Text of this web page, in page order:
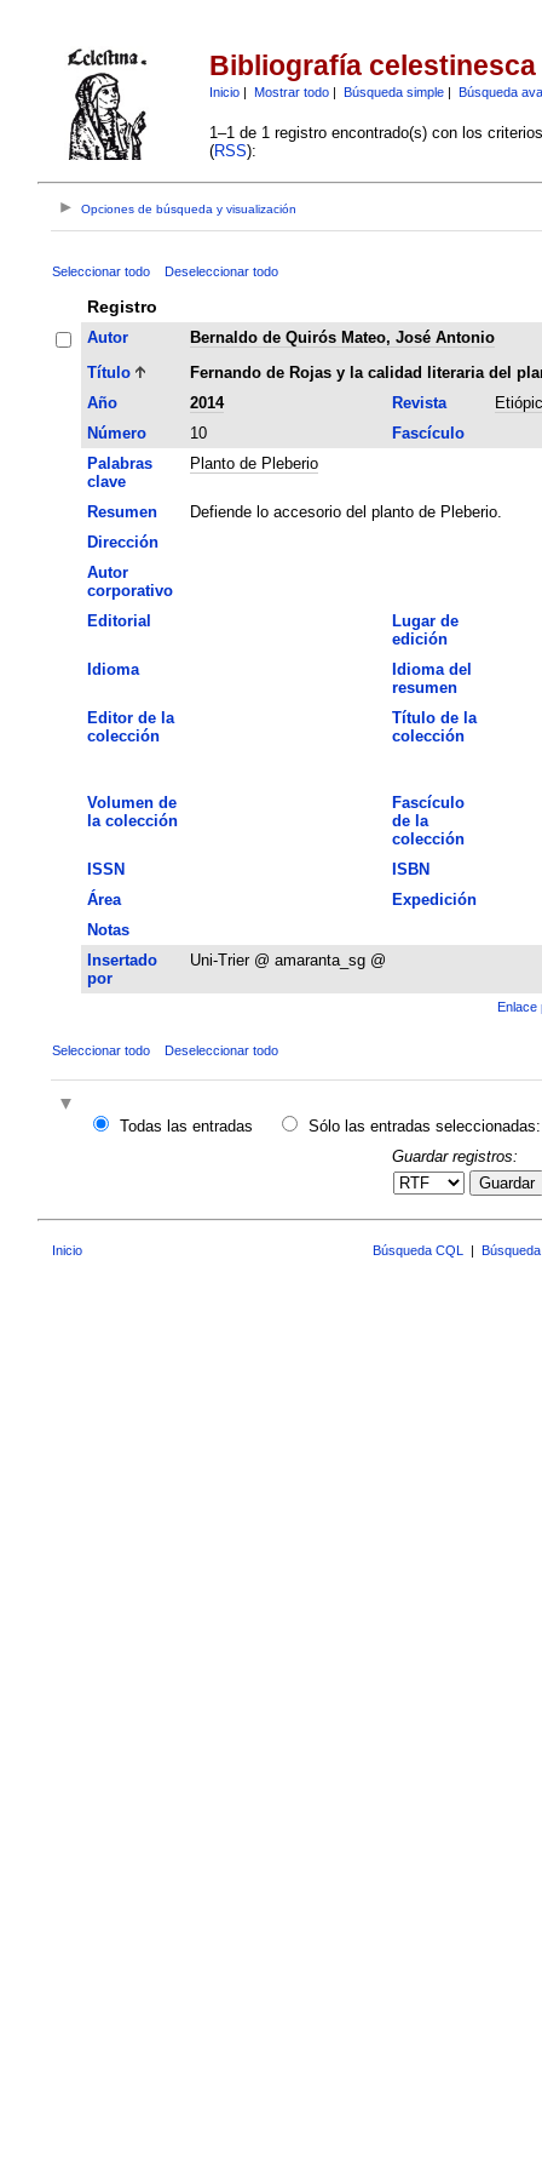
Bibliografía celestinesca
Inicio| Mostrar todo| Búsqueda simple| Búsqueda
1–1 de 1 registro encontrado(s) con los
(RSS):
Opciones de búsqueda y visualización
Seleccionar todo Deseleccionar todo
Registro
Autor
Bernaldo de Quirós Mateo, José Antonio
Título
Fernando de Rojas y la calidad literaria del
Año
2014 Revista
Número
10
Fascículo
Palabras
clave
Planto de Pleberio
Resumen
Defiende lo accesorio del planto de Pleberio.
Dirección
Autor
corporativo
Editorial
Lugar de
edición
Idioma
Idioma del
resumen
Editor de la
colección
Título de la
colección
Volumen de
la colección
Fascículo
de la
colección
ISSN
ISBN
Área
Expedición
Notas
Insertado
por
Uni-Trier @ amaranta_sg @
Enlace
Seleccionar todo Deseleccionar todo
Todas las entradas
Sólo las entradas seleccionadas:
Guardar registros:
Guardar
Inicio Búsqueda CQL